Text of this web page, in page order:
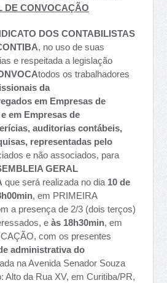
DE CONVOCAÇÃO
DOS CONTABILISTAS
, no uso de suas
e respeitada a legislação
todos os trabalhadores
da
em Empresas de
em Empresas de
auditorias contábeis,
representadas pelo
e não associados, para
GERAL
que será realizada no dia 10 de
, em PRIMEIRA
a presença de 2/3 (dois terços)
eàs 18h30min, em
com os presentes
administrativa do
na Avenida Senador Souza
Alto da Rua XV, em Curitiba/PR,